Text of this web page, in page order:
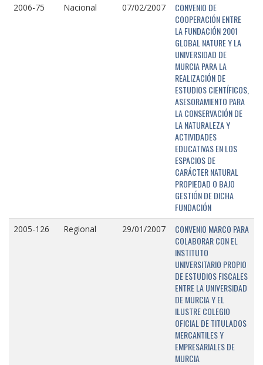
2006-75 Nacional 07/02/2007
CONVENIO DE
COOPERACIÓN ENTRE
LA FUNDACIÓN 2001
GLOBAL NATURE Y LA
UNIVERSIDAD DE
MURCIA PARA LA
REALIZACIÓN DE
ESTUDIOS CIENTÍFICOS,
ASESORAMIENTO PARA
LA CONSERVACIÓN DE
LA NATURALEZA Y
ACTIVIDADES
EDUCATIVAS EN LOS
ESPACIOS DE
CARÁCTER NATURAL
PROPIEDAD O BAJO
GESTIÓN DE DICHA
FUNDACIÓN
2005-126 Regional 29/01/2007
CONVENIO MARCO PARA
COLABORAR CON EL
INSTITUTO
UNIVERSITARIO PROPIO
DE ESTUDIOS FISCALES
ENTRE LA UNIVERSIDAD
DE MURCIA Y EL
ILUSTRE COLEGIO
OFICIAL DE TITULADOS
MERCANTILES Y
EMPRESARIALES DE
MURCIA